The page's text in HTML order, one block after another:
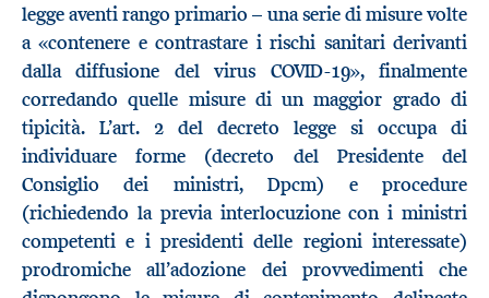
legge aventi rango primario – una serie di misure volte
a «contenere e contrastare i rischi sanitari derivanti
dalla diffusione del virus COVID-19», finalmente
corredando quelle misure di un maggior grado di
tipicità. L’art. 2 del decreto legge si occupa di
individuare forme (decreto del Presidente del
Consiglio dei ministri, Dpcm) e procedure
(richiedendo la previa interlocuzione con i ministri
competenti e i presidenti delle regioni interessate)
prodromiche all’adozione dei provvedimenti che